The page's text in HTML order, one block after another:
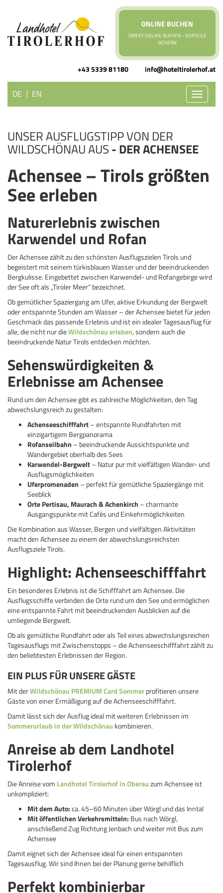
ONLINE BUCHEN
DIREKT ONLINE BUCHEN - VORTEILE
SICHERN
+43 5339 81180 info@hoteltirolerhof.at
Toggle
DE EN
UNSER AUSFLUGSTIPP VON DER
WILDSCHÖNAU AUS- DER ACHENSEE
Achensee – Tirols größten
See erleben
Naturerlebnis zwischen
Karwendel und Rofan
Der Achensee zählt zu den schönsten Ausflugszielen Tirols und
begeistert mit seinem türkisblauen Wasser und der beeindruckenden
Bergkulisse. Eingebettet zwischen Karwendel- und Rofangebirge wird
der See oft als „Tiroler Meer“ bezeichnet.
Ob gemütlicher Spaziergang am Ufer, aktive Erkundung der Bergwelt
oder entspannte Stunden am Wasser – der Achensee bietet für jeden
Geschmack das passende Erlebnis und ist ein idealer Tagesausflug für
alle, die nicht nur dieWildschönau erleben, sondern auch die
beeindruckende Natur Tirols entdecken möchten.
Sehenswürdigkeiten &
Erlebnisse am Achensee
Rund um den Achensee gibt es zahlreiche Möglichkeiten, den Tag
abwechslungsreich zu gestalten:
Achenseeschifffahrt– entspannte Rundfahrten mit
einzigartigem Bergpanorama
Rofanseilbahn – beeindruckende Aussichtspunkte und
Wandergebiet oberhalb des Sees
Karwendel-Bergwelt– Natur pur mit vielfältigen Wander- und
Ausflugsmöglichkeiten
Uferpromenaden – perfekt für gemütliche Spaziergänge mit
Seeblick
Orte Pertisau, Maurach & Achenkirch – charmante
Ausgangspunkte mit Cafés und Einkehrmöglichkeiten
Die Kombination aus Wasser, Bergen und vielfältigen Aktivitäten
macht den Achensee zu einem der abwechslungsreichsten
Ausflugsziele Tirols.
Highlight: Achenseeschifffahrt
Ein besonderes Erlebnis ist die Schifffahrt am Achensee. Die
Ausflugsschiffe verbinden die Orte rund um den See und ermöglichen
eine entspannte Fahrt mit beeindruckenden Ausblicken auf die
umliegende Bergwelt.
Ob als gemütliche Rundfahrt oder als Teil eines abwechslungsreichen
Tagesausflugs mit Zwischenstopps – die Achenseeschifffahrt zählt zu
den beliebtesten Erlebnissen der Region.
EIN PLUS FÜR UNSERE GÄSTE
Mit derWildschönau PREMIUM Card Sommerprofitieren unsere
Gäste von einer Ermäßigung auf die Achenseeschifffahrt.
Damit lässt sich der Ausflug ideal mit weiteren Erlebnissen im
Sommerurlaub in der Wildschönau kombinieren.
Anreise ab dem Landhotel
Tirolerhof
Die Anreise vom Landhotel Tirolerhof in Oberauzum Achensee ist
unkompliziert:
Mit dem Auto:ca. 45–60 Minuten über Wörgl und das Inntal
Mit öffentlichen Verkehrsmitteln: Bus nach Wörgl,
anschließend Zug Richtung Jenbach und weiter mit Bus zum
Achensee
Damit eignet sich der Achensee ideal für einen entspannten
Tagesausflug. Wir sind Ihnen bei der Planung gerne behilflich
Perfekt kombinierbar